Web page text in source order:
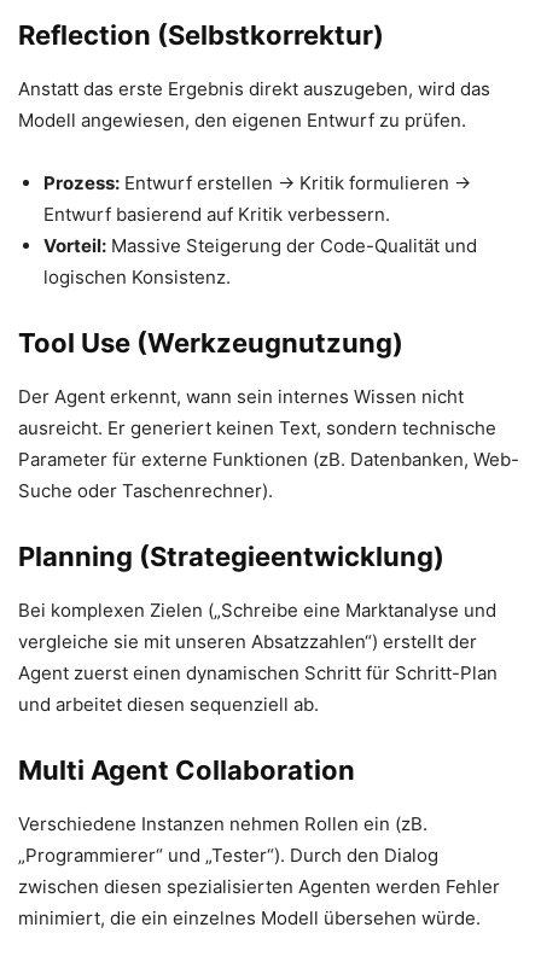
Reflection (Selbstkorrektur)
Anstatt das erste Ergebnis direkt auszugeben, wird das
Modell angewiesen, den eigenen Entwurf zu prüfen.
Prozess: Entwurf erstellen → Kritik formulieren →
Entwurf basierend auf Kritik verbessern.
Vorteil: Massive Steigerung der Code-Qualität und
logischen Konsistenz.
Tool Use (Werkzeugnutzung)
Der Agent erkennt, wann sein internes Wissen nicht
ausreicht. Er generiert keinen Text, sondern technische
Parameter für externe Funktionen (zB. Datenbanken, Web-
Suche oder Taschenrechner).
Planning (Strategieentwicklung)
Bei komplexen Zielen („Schreibe eine Marktanalyse und
vergleiche sie mit unseren Absatzzahlen“) erstellt der
Agent zuerst einen dynamischen Schritt für Schritt-Plan
und arbeitet diesen sequenziell ab.
Multi Agent Collaboration
Verschiedene Instanzen nehmen Rollen ein (zB.
„Programmierer“ und „Tester“). Durch den Dialog
zwischen diesen spezialisierten Agenten werden Fehler
minimiert, die ein einzelnes Modell übersehen würde.